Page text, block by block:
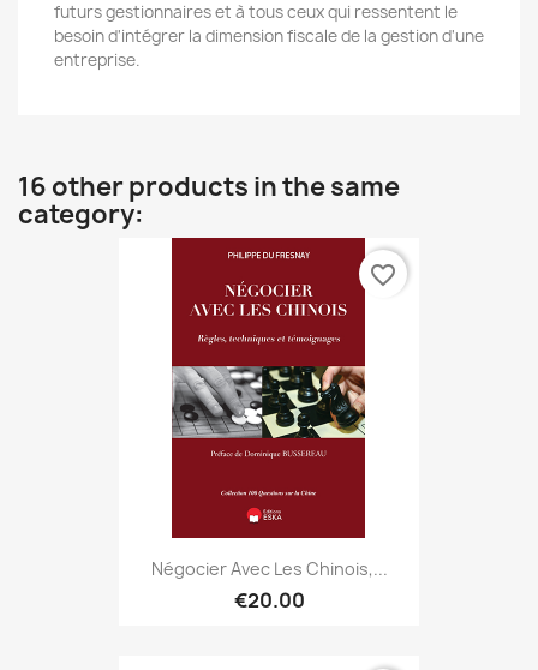
futurs gestionnaires et à tous ceux qui ressentent le
besoin d'intégrer la dimension fiscale de la gestion d'une
entreprise.
16 other products in the same
category:
Négocier Avec Les Chinois,...
€20.00
favorite_border